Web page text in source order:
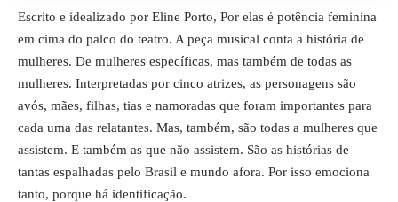
Escrito e idealizado por Eline Porto, Por elas é potência feminina
em cima do palco do teatro. A peça musical conta a história de
mulheres. De mulheres específicas, mas também de todas as
mulheres. Interpretadas por cinco atrizes, as personagens são
avós, mães, filhas, tias e namoradas que foram importantes para
cada uma das relatantes. Mas, também, são todas a mulheres que
assistem. E também as que não assistem. São as histórias de
tantas espalhadas pelo Brasil e mundo afora. Por isso emociona
tanto, porque há identificação.